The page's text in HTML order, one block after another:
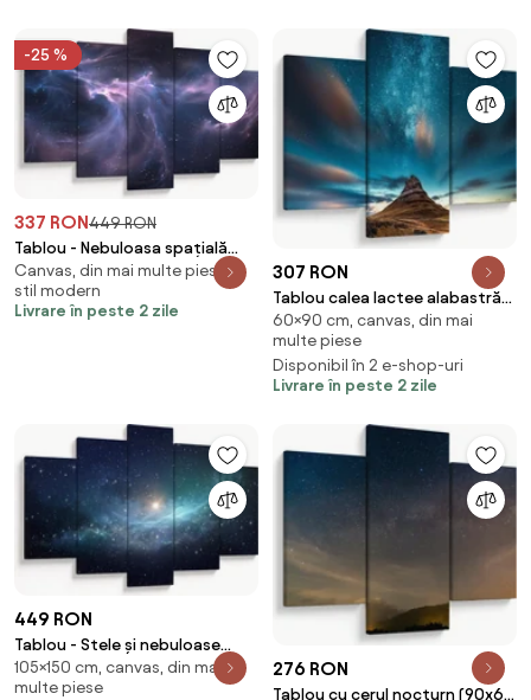
-25 %
337 RON449 RON
Tablou - Nebuloasa spațială
(150x105 cm)
Canvas, din mai multe piese, în
stil modern
Livrare în peste 2 zile
307 RON
Tablou calea lactee alabastră
(90x60 cm)
60×90 cm, canvas, din mai
multe piese
Disponibil în 2 e-shop-uri
Livrare în peste 2 zile
449 RON
Tablou - Stele și nebuloase
(150x105 cm)
105×150 cm, canvas, din mai
multe piese
276 RON
Tablou cu cerul nocturn (90x60